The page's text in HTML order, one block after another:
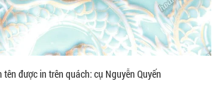
tên được in trên quách: cụ Nguyễn Quyến